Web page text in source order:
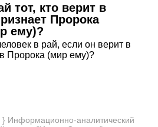
тот, кто верит в
Пророка
ему)?
в рай, если он верит в
Пророка (мир ему)?
Информационно-аналитический